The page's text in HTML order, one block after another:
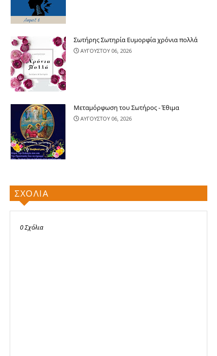
Σωτήρης Σωτηρία Ευμορφία χρόνια πολλά
ΑΥΓΟΥΣΤΟΥ 06, 2026
Μεταμόρφωση του Σωτήρος - Έθιμα
ΑΥΓΟΥΣΤΟΥ 06, 2026
ΣΧΟΛΙΑ
0 Σχόλια